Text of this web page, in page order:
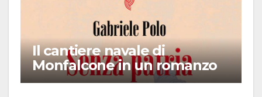
Il cantiere navale di
Monfalcone in un romanzo